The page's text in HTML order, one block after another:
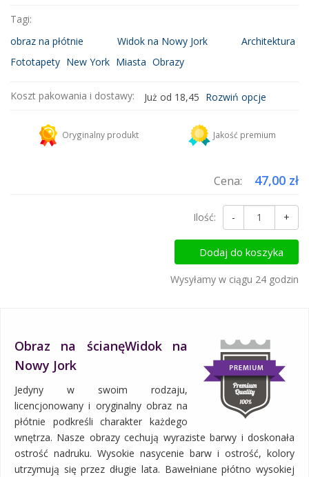
Tagi:
obraz na płótnie
Widok na Nowy Jork
Architektura
Fototapety New York Miasta Obrazy
Koszt pakowania i dostawy: Już od 18,45 Rozwiń opcje
Kurier DHL
Dodaj więcej produktów do koszyka i zapłać za wysyłkę tylko raz!
Oryginalny produkt Jakość premium
Cena: 47,00 zł
Dodaj do koszyka
Ilość: - +
Wysyłamy w ciągu 24 godzin
Obraz na ścianęWidok na
Nowy Jork
Jedyny w swoim rodzaju,
licencjonowany i oryginalny obraz na
płótnie podkreśli charakter każdego
wnętrza. Nasze obrazy cechują wyraziste barwy i doskonała
ostrość nadruku. Wysokie nasycenie barw i ostrość, kolory
utrzymują się przez długie lata. Bawełniane płótno wysokiej